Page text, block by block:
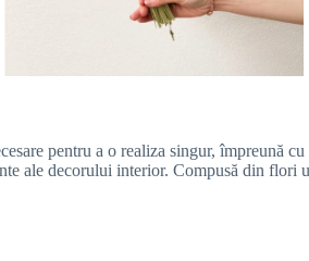
pentru a o realiza singur, împreună
ale decorului interior. Compusă din flori